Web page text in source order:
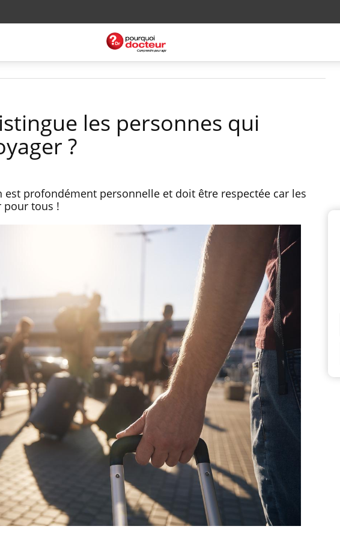
les personnes qui
?
est profondément personnelle et doit être respectée car les
pour tous !
Mortalité infantile : un
rapport s’interroge sur
son taux élevé en France
Grossesse à risque : ce jus
naturel attire l'attention
des chercheurs
Comment oublier les
écrans en vacances ?
Toujours connectés :
comment le travail
empiète de plus en plus
sur nos soirées
Cancer colorectal : une
stratégie simple aurait
changé la donne au Pays
basque
Chikungunya, dengue,
West Nile : que se passe-
t-il dans le sud de la
France ?